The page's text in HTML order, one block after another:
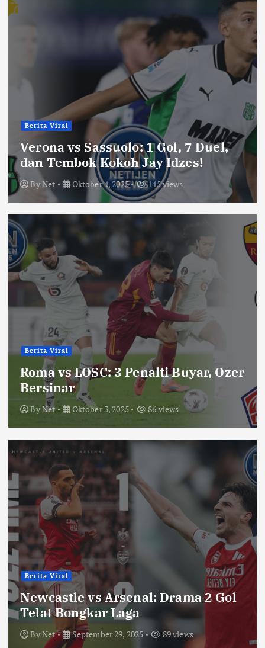
Berita Viral
Verona vs Sassuolo: 1 Gol, 7 Duel,
dan Tembok Kokoh Jay Idzes!
ByNet Oktober 4, 2025 145 views
Berita Viral
Roma vs LOSC: 3 Penalti Buyar, Ozer
Bersinar
ByNet Oktober 3, 2025 86 views
Berita Viral
Newcastle vs Arsenal: Drama 2 Gol
Telat Bongkar Laga
ByNet September 29, 2025 89 views